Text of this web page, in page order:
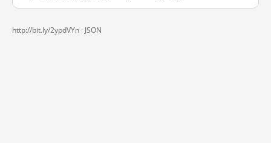
http://bit.ly/2ypdVYn · JSON